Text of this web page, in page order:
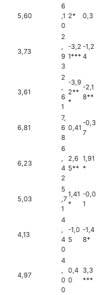
5,60
6
,1
0
2* 0,3
3,73
2
9
3
-3,2
1***
-1,2
4
3,61
2
6
1
-3,9
2**
*
-2,1
8**
6,81
7,
6
8
0,41
-0,3
7
6,23
6
4
2
2,6
5**
1,91
*
5,03
5
,7
1
1,41
*
-0,0
1
4,13
4
4
0
-1,0
5
-1,4
8*
4,97
4
0
0
0,4
0
3,3
***